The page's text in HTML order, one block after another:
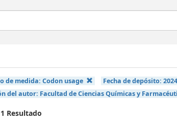
de medida: Codon usage Fecha de depósito:2024
del autor: Facultad de Ciencias Químicas y
Resultado